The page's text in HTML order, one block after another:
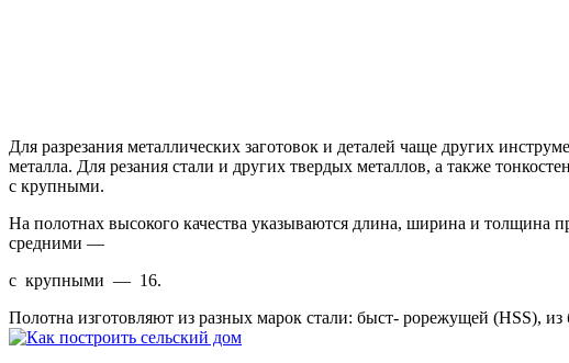
Для разрезания металлических заготовок и деталей чаще других
металла. Для резания стали и других твердых металлов, а также
с крупными.
На полотнах высокого качества указываются длина, ширина и толщина
средними —
с крупными — 16.
Полотна изготовляют из разных марок стали: быст- рорежущей (HSS),